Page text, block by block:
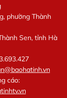
phường Thành
Sen, tỉnh Hà
cáo: